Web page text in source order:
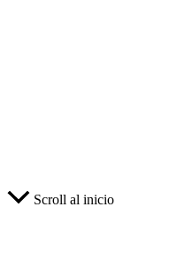
Scroll al inicio